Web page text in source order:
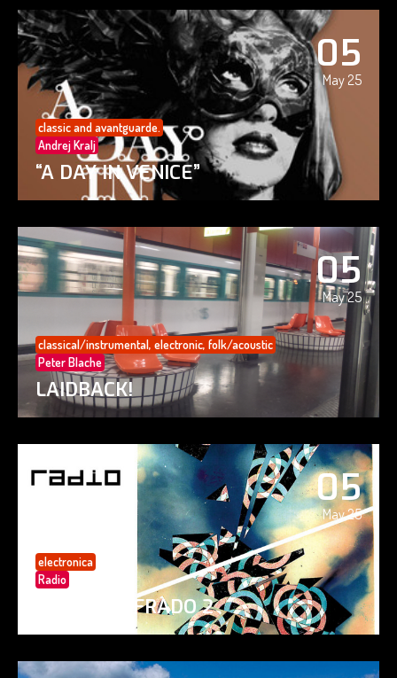
05
May 25
classic and avantguarde.
Andrej Kralj
“A DAY IN VENICE”
05
May 25
classical/instrumental, electronic, folk/acoustic
Peter Blache
LAIDBACK!
05
May 25
electronica
Radio
PAISAJE CIFRADO 2